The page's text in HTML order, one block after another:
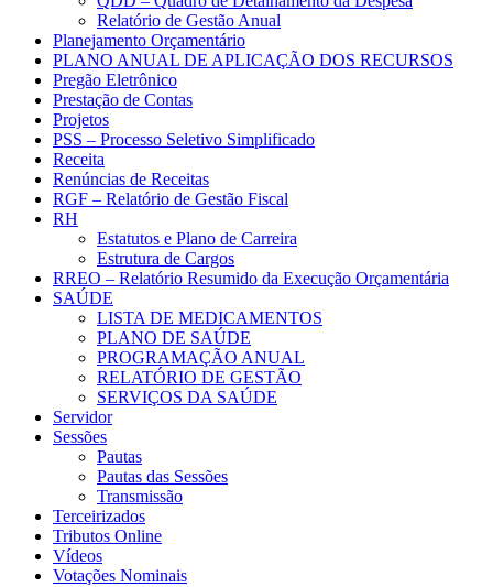
Relatório de Gestão Anual
Planejamento Orçamentário
PLANO ANUAL DE APLICAÇÃO DOS RECURSOS
Pregão Eletrônico
Prestação de Contas
Projetos
PSS – Processo Seletivo Simplificado
Receita
Renúncias de Receitas
RGF – Relatório de Gestão Fiscal
RH
Estatutos e Plano de Carreira
Estrutura de Cargos
RREO – Relatório Resumido da Execução Orçamentária
SAÚDE
LISTA DE MEDICAMENTOS
PLANO DE SAÚDE
PROGRAMAÇÃO ANUAL
RELATÓRIO DE GESTÃO
SERVIÇOS DA SAÚDE
Servidor
Sessões
Pautas
Pautas das Sessões
Transmissão
Terceirizados
Tributos Online
Vídeos
Votações Nominais